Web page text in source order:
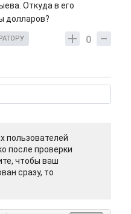
Откуда в его
долларов?
0
пользователей
после проверки
чтобы ваш
сразу, то